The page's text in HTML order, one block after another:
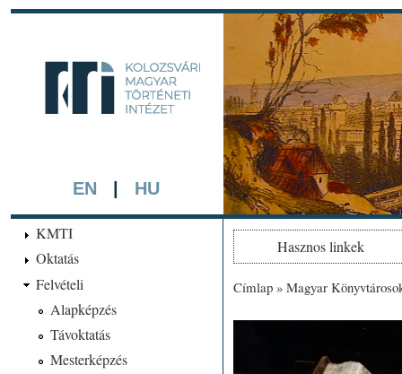
EN HU
A háttérben részlet a
készített színezett
KMTI
Oktatás
Felvételi
Alapképzés
Távoktatás
Mesterképzés
Hasznos linkek
Címlap »Magyar